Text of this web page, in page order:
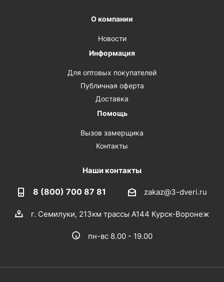
О компании
Новости
Информация
Для оптовых покупателей
Публичная оферта
Доставка
Помощь
Вызов замерщика
Контакты
Наши контакты
8 (800) 700 87 81 zakaz@3-dveri.ru
г. Семилуки, 213км трассы А144 Курск-Воронеж
пн-вс 8.00 - 19.00